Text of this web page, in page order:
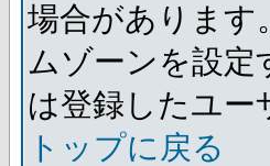
場合があります
ムゾーンを設定
は登録したユ
トップに戻る